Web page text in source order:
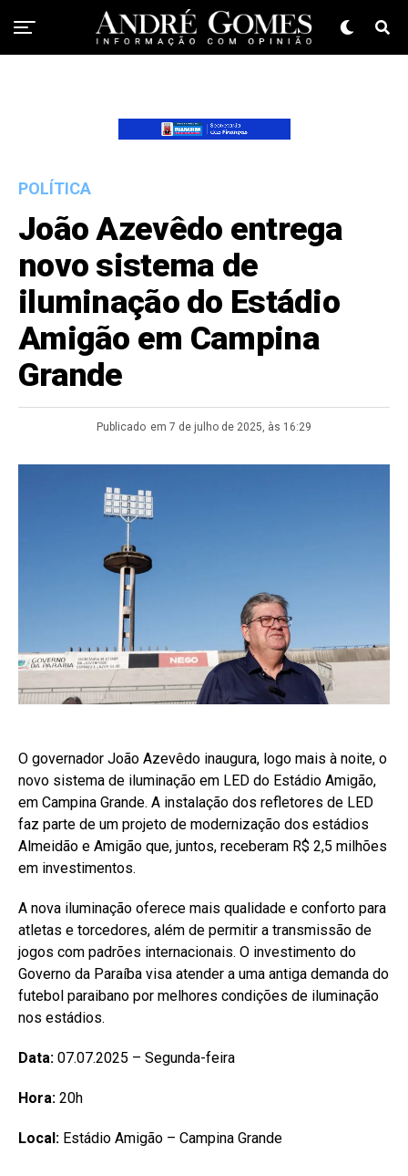
POLÍTICA
João Azevêdo entrega
novo sistema de
iluminação do Estádio
Amigão em Campina
Grande
Publicado em 7 de julho de 2025, às 16:29
O governador João Azevêdo inaugura, logo mais à noite, o
novo sistema de iluminação em LED do Estádio Amigão,
em Campina Grande. A instalação dos refletores de LED
faz parte de um projeto de modernização dos estádios
Almeidão e Amigão que, juntos, receberam R$ 2,5 milhões
em investimentos.
A nova iluminação oferece mais qualidade e conforto para
atletas e torcedores, além de permitir a transmissão de
jogos com padrões internacionais. O investimento do
Governo da Paraíba visa atender a uma antiga demanda do
futebol paraibano por melhores condições de iluminação
nos estádios.
Data: 07.07.2025 – Segunda-feira
Hora: 20h
Local: Estádio Amigão – Campina Grande